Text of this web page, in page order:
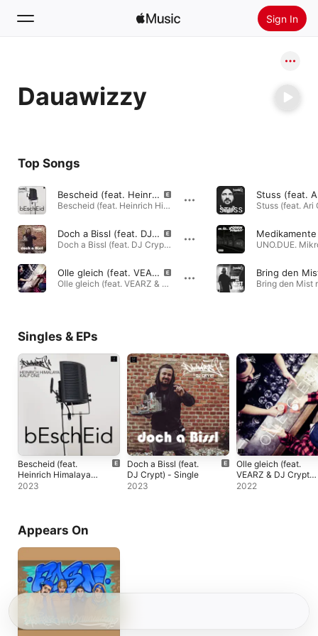
Sign In
Home
Radio
Dauawizzy
Top Songs
Bescheid (feat. Heinrich Himalaya & Kalp)
Bescheid (feat. Heinrich Himalaya & Kalp) - Single · 2023
Doch a Bissl (feat. DJ Crypt)
Doch a Bissl (feat. DJ Crypt) - Single · 2023
Olle gleich (feat. VEARZ & DJ Crypt)
Olle gleich (feat. VEARZ & DJ Crypt) - Single · 2022
Bring den
Singles & EPs
Bescheid (feat.
Heinrich Himalaya &
Kalp) - Single
2023
Doch a Bissl (feat.
DJ Crypt) - Single
2023
Olle gleich (feat.
VEARZ & DJ Crypt)
- Single
2022
Appears On